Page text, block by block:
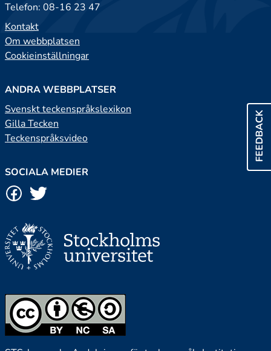
FEEDBACK
Telefon: 08-16 23 47
Kontakt
Om webbplatsen
Cookieinställningar
ANDRA WEBBPLATSER
Svenskt teckenspråkslexikon
Gilla Tecken
Teckenspråksvideo
SOCIALA MEDIER